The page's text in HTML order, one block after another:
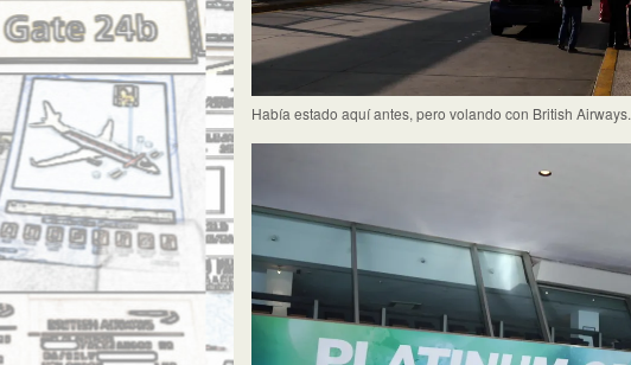
Había estado aquí antes, pero volando con British Airways.